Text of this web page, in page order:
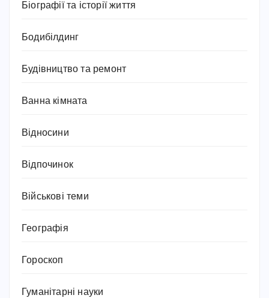
Біографії та історії життя
Бодибілдинг
Будівництво та ремонт
Ванна кімната
Відносини
Відпочинок
Військові теми
Географія
Гороскоп
Гуманітарні науки